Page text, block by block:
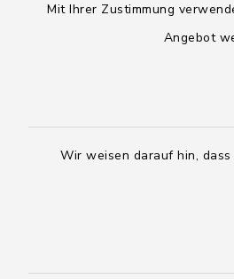
Mit Ihrer Zustimmung
Angebot
Wir weisen darauf hin,
Montag, Dienstag,
sowie zusätzlich am
14:00 - 18:00 Uhr
rickling.de